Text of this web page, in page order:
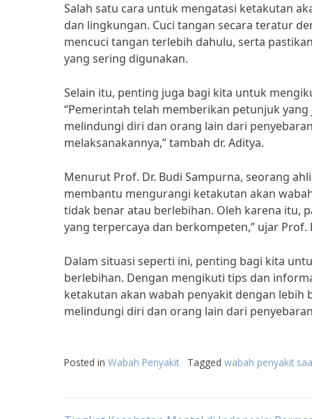
Salah satu cara untuk mengatasi ketakutan
dan lingkungan. Cuci tangan secara teratur
mencuci tangan terlebih dahulu, serta
yang sering digunakan.
Selain itu, penting juga bagi kita untuk
“Pemerintah telah memberikan petunjuk
melindungi diri dan orang lain dari
melaksanakannya,” tambah dr. Aditya.
Menurut Prof. Dr. Budi Sampurna, seorang
membantu mengurangi ketakutan akan
tidak benar atau berlebihan. Oleh karena itu,
yang terpercaya dan berkompeten,” ujar Prof.
Dalam situasi seperti ini, penting bagi kita
berlebihan. Dengan mengikuti tips dan
ketakutan akan wabah penyakit dengan
melindungi diri dan orang lain dari
Posted in Wabah Penyakit Tagged wabah penyakit